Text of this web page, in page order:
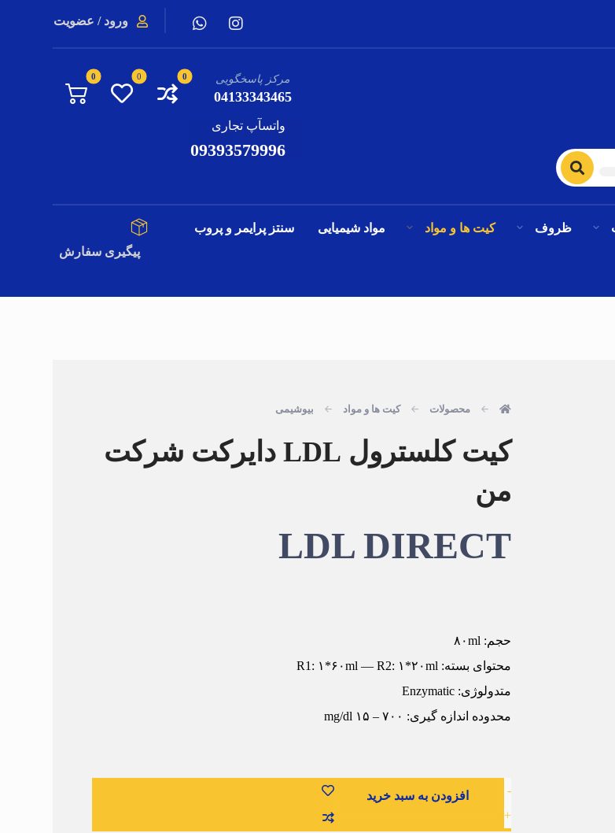
ورود / عضویت
مرکز پاسخگویی
04133343465
واتسآپ تجاری
09393579996
ظروف کیت ها و مواد مواد شیمیایی سنتز پرایمر و پروب
پیگیری سفارش
محصولات کیت ها و مواد بیوشیمی
کیت کلسترول LDL دایرکت شرکت
من
LDL DIRECT
حجم: ۸۰ml
محتوای بسته: R1: ۱*۶۰ml — R2: ۱*۲۰ml
متدولوژی: Enzymatic
محدوده اندازه گیری: ۷۰۰ – ۱۵ mg/dl
-
+
افزودن به سبد خرید